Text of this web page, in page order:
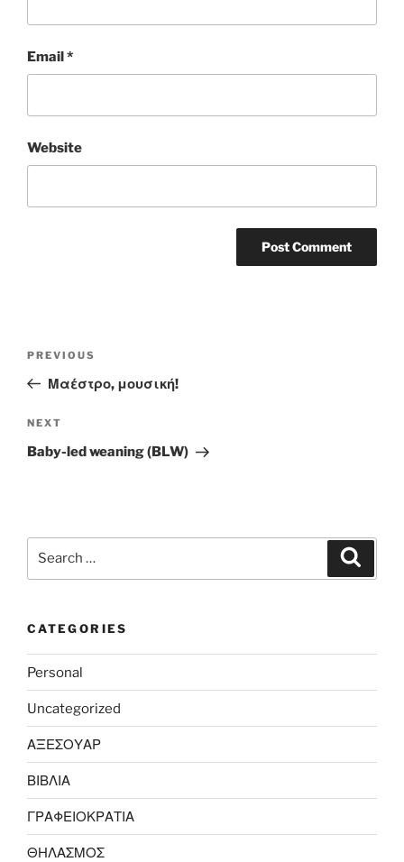
Email*
Website
Previous
Post
PREVIOUS
Μαέστρο, μουσική!
Next
Post
NEXT
Baby-led weaning (BLW)
CATEGORIES
Personal
Uncategorized
ΑΞΕΣΟΥΑΡ
ΒΙΒΛΙΑ
ΓΡΑΦΕΙΟΚΡΑΤΙΑ
ΘΗΛΑΣΜΟΣ